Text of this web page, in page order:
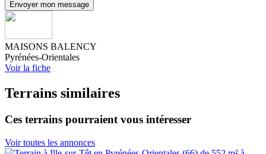
Envoyer mon message
MAISONS BALENCY
Pyrénées-Orientales
Voir la fiche
Terrains similaires
Ces terrains pourraient vous intéresser
Voir toutes les annonces